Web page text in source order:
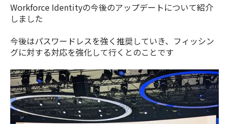
Workforce Identityの今後のアップデートについて紹介
しました
今後はパスワードレスを強く推奨していき、フィッシン
グに対する対応を強化して行くとのことです